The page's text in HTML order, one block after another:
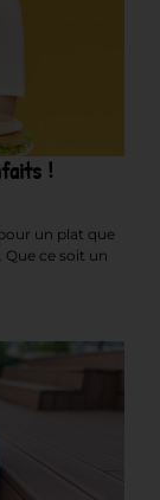
!
un plat que
ce soit un